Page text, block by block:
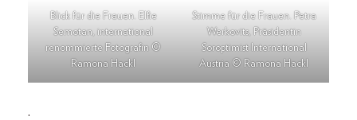
Blick für die Frauen. Elfie
Semotan, international
renommierte Fotografin ©
Ramona Hackl
Stimme für die Frauen. Petra
Werkovits, Präsidentin
Soroptimist International
Austria © Ramona Hackl
.